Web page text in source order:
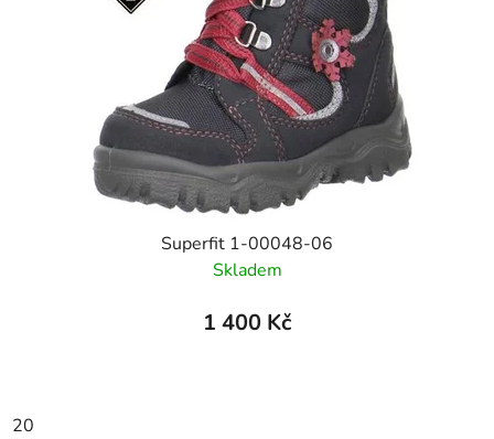
Superfit 1-00048-06
Skladem
1 400 Kč
20